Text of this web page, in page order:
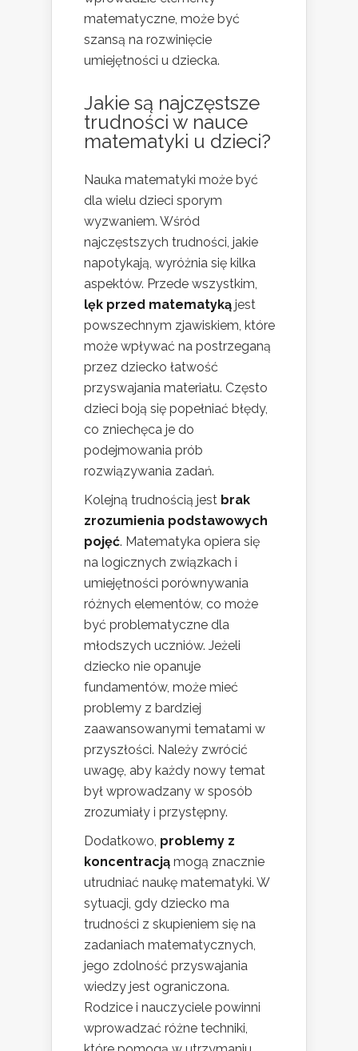
matematyczne, może być
szansą na rozwinięcie
umiejętności u dziecka.
Jakie są najczęstsze
trudności w nauce
matematyki u dzieci?
Nauka matematyki może być
dla wielu dzieci sporym
wyzwaniem. Wśród
najczęstszych trudności, jakie
napotykają, wyróżnia się kilka
aspektów. Przede wszystkim,
lęk przed matematyką jest
powszechnym zjawiskiem, które
może wpływać na postrzeganą
przez dziecko łatwość
przyswajania materiału. Często
dzieci boją się popełniać błędy,
co zniechęca je do
podejmowania prób
rozwiązywania zadań.
Kolejną trudnością jest brak
zrozumienia podstawowych
pojęć. Matematyka opiera się
na logicznych związkach i
umiejętności porównywania
różnych elementów, co może
być problematyczne dla
młodszych uczniów. Jeżeli
dziecko nie opanuje
fundamentów, może mieć
problemy z bardziej
zaawansowanymi tematami w
przyszłości. Należy zwrócić
uwagę, aby każdy nowy temat
był wprowadzany w sposób
zrozumiały i przystępny.
Dodatkowo, problemy z
koncentracją mogą znacznie
utrudniać naukę matematyki. W
sytuacji, gdy dziecko ma
trudności z skupieniem się na
zadaniach matematycznych,
jego zdolność przyswajania
wiedzy jest ograniczona.
Rodzice i nauczyciele powinni
wprowadzać różne techniki,